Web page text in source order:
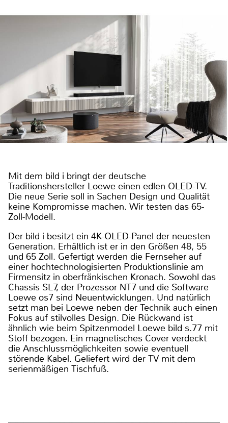
Mit dem bild i bringt der deutsche
Traditionshersteller Loewe einen edlen OLED-TV.
Die neue Serie soll in Sachen Design und Qualität
keine Kompromisse machen. Wir testen das 65-
Zoll-Modell.
Der bild i besitzt ein 4K-OLED-Panel der neuesten
Generation. Erhältlich ist er in den Größen 48, 55
und 65 Zoll. Gefertigt werden die Fernseher auf
einer hochtechnologisierten Produktionslinie am
Firmensitz in oberfränkischen Kronach. Sowohl das
Chassis SL7, der Prozessor NT7 und die Software
Loewe os7 sind Neuentwicklungen. Und natürlich
setzt man bei Loewe neben der Technik auch einen
Fokus auf stilvolles Design. Die Rückwand ist
ähnlich wie beim Spitzenmodel Loewe bild s.77 mit
Stoff bezogen. Ein magnetisches Cover verdeckt
die Anschlussmöglichkeiten sowie eventuell
störende Kabel. Geliefert wird der TV mit dem
serienmäßigen Tischfuß.